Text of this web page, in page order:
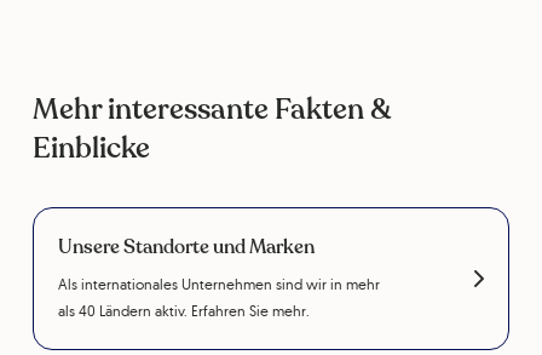
Mehr interessante Fakten &
Einblicke
Unsere Standorte und Marken
Als internationales Unternehmen sind wir in mehr
als 40 Ländern aktiv. Erfahren Sie mehr.